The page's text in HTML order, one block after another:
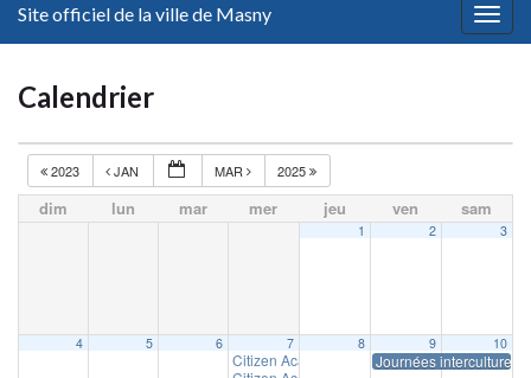
Site officiel de la ville de Masny
Calendrier
2023 JAN MAR 2025
dim lun mar mer jeu ven sam
1 2 3
4 5 6 7
Citizen Academy 14 h 00 min
8 9
Journées
10